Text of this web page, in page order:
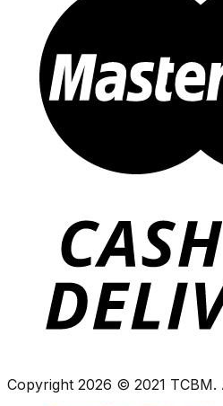
Copyright 2026 © 2021 TCBM.